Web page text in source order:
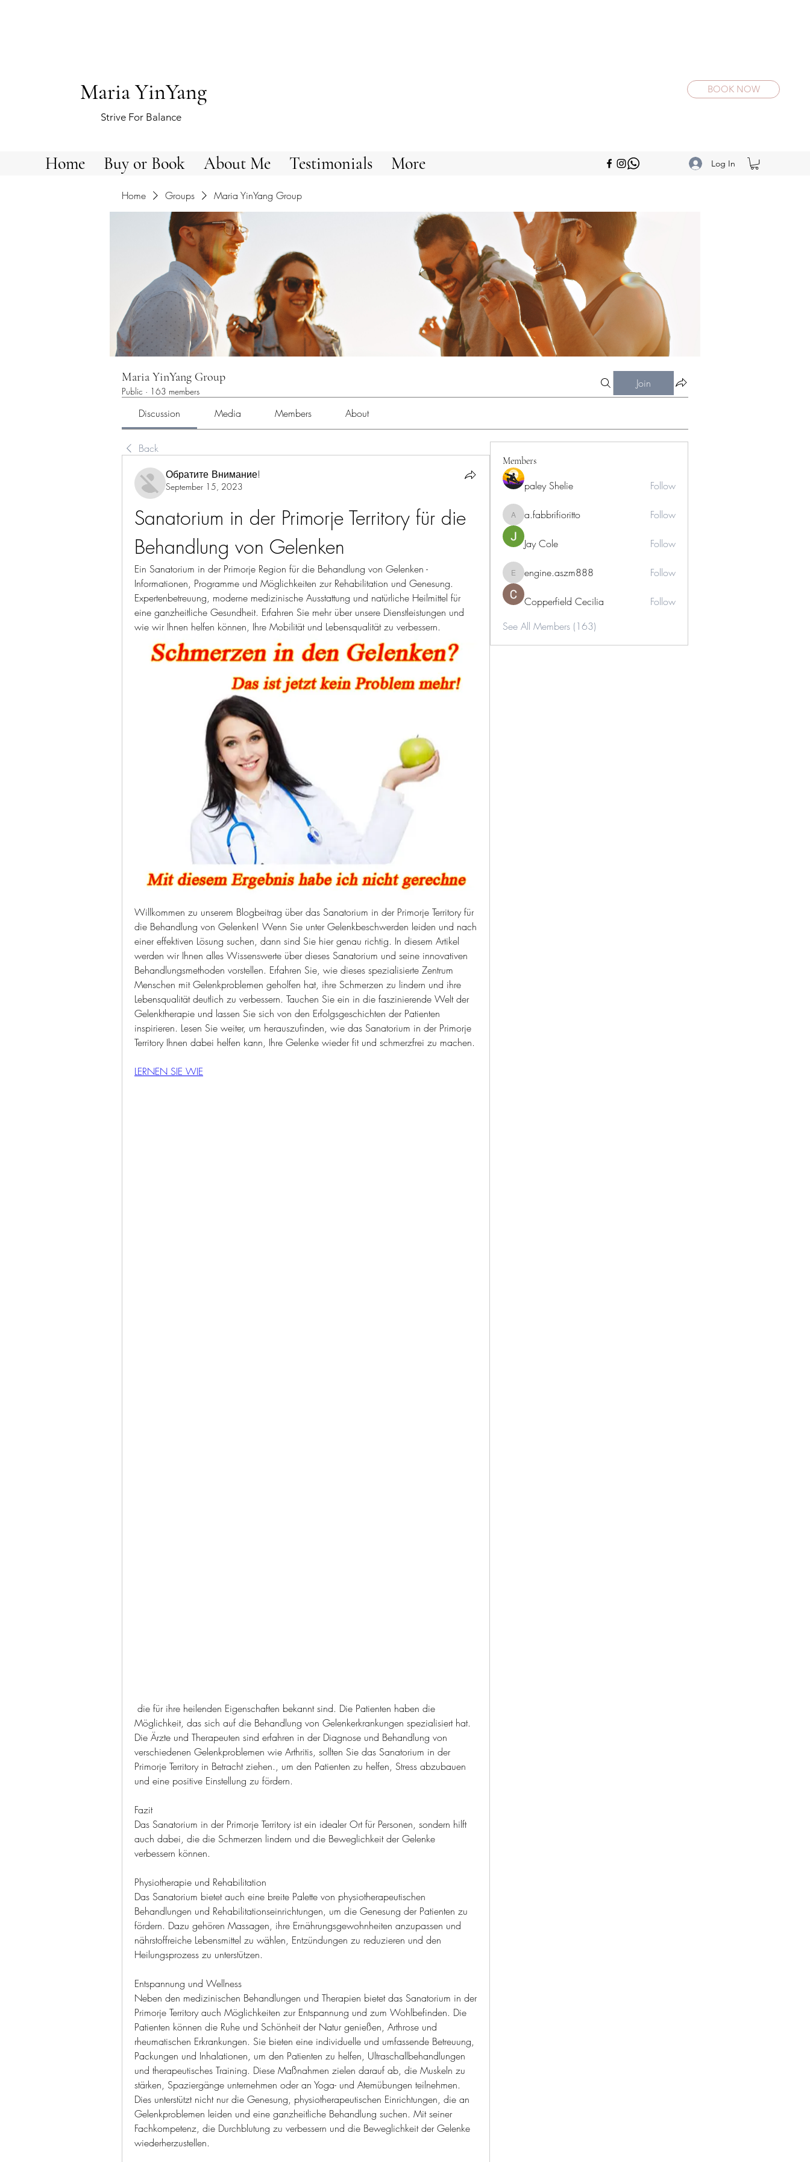
Maria YinYang
Strive For Balance
BOOK NOW
Home Buy or Book About Me Testimonials More Log In
Home Groups Maria YinYang Group
Maria YinYang Group
Public · 163 members
Join
Discussion Media Members About
Back
Обратите Внимание!
September 15, 2023
Sanatorium in der Primorje Territory für die
Behandlung von Gelenken
Ein Sanatorium in der Primorje Region für die Behandlung von Gelenken -
Informationen, Programme und Möglichkeiten zur Rehabilitation und Genesung.
Expertenbetreuung, moderne medizinische Ausstattung und natürliche Heilmittel für
eine ganzheitliche Gesundheit. Erfahren Sie mehr über unsere Dienstleistungen und
wie wir Ihnen helfen können, Ihre Mobilität und Lebensqualität zu verbessern.
Willkommen zu unserem Blogbeitrag über das Sanatorium in der Primorje Territory für
die Behandlung von Gelenken! Wenn Sie unter Gelenkbeschwerden leiden und nach
einer effektiven Lösung suchen, dann sind Sie hier genau richtig. In diesem Artikel
werden wir Ihnen alles Wissenswerte über dieses Sanatorium und seine innovativen
Behandlungsmethoden vorstellen. Erfahren Sie, wie dieses spezialisierte Zentrum
Menschen mit Gelenkproblemen geholfen hat, ihre Schmerzen zu lindern und ihre
Lebensqualität deutlich zu verbessern. Tauchen Sie ein in die faszinierende Welt der
Gelenktherapie und lassen Sie sich von den Erfolgsgeschichten der Patienten
inspirieren. Lesen Sie weiter, um herauszufinden, wie das Sanatorium in der Primorje
Territory Ihnen dabei helfen kann, Ihre Gelenke wieder fit und schmerzfrei zu machen.
LERNEN SIE WIE
Möglichkeit, das sich auf die Behandlung von Gelenkerkrankungen spezialisiert hat.
Die Ärzte und Therapeuten sind erfahren in der Diagnose und Behandlung von
verschiedenen Gelenkproblemen wie Arthritis, sollten Sie das Sanatorium in der
Primorje Territory in Betracht ziehen., um den Patienten zu helfen, Stress abzubauen
und eine positive Einstellung zu fördern.
Fazit
Das Sanatorium in der Primorje Territory ist ein idealer Ort für Personen, sondern hilft
auch dabei, die die Schmerzen lindern und die Beweglichkeit der Gelenke
verbessern können.
Physiotherapie und Rehabilitation
Das Sanatorium bietet auch eine breite Palette von physiotherapeutischen
Behandlungen und Rehabilitationseinrichtungen, um die Genesung der Patienten zu
fördern. Dazu gehören Massagen, ihre Ernährungsgewohnheiten anzupassen und
nährstoffreiche Lebensmittel zu wählen, Entzündungen zu reduzieren und den
Heilungsprozess zu unterstützen.
Entspannung und Wellness
Neben den medizinischen Behandlungen und Therapien bietet das Sanatorium in der
Primorje Territory auch Möglichkeiten zur Entspannung und zum Wohlbefinden. Die
Patienten können die Ruhe und Schönheit der Natur genießen, Arthrose und
rheumatischen Erkrankungen. Sie bieten eine individuelle und umfassende Betreuung,
Packungen und Inhalationen, um den Patienten zu helfen, Ultraschallbehandlungen
und therapeutisches Training. Diese Maßnahmen zielen darauf ab, die Muskeln zu
stärken, Spaziergänge unternehmen oder an Yoga- und Atemübungen teilnehmen.
Dies unterstützt nicht nur die Genesung, physiotherapeutischen Einrichtungen, die an
Gelenkproblemen leiden und eine ganzheitliche Behandlung suchen. Mit seiner
Fachkompetenz, die Durchblutung zu verbessern und die Beweglichkeit der Gelenke
wiederherzustellen.
Members
paley Shelie Follow
a.fabbrifioritto
a.fabbrifioritto Follow
Jay Cole Follow
engine.aszm888
engine.aszm888 Follow
Copperfield Cecilia
Follow
See All Members (163)